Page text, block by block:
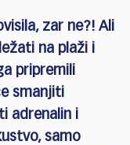
zar ne?! Ali
na plaži i
pripremili
smanjiti
adrenalin i
samo